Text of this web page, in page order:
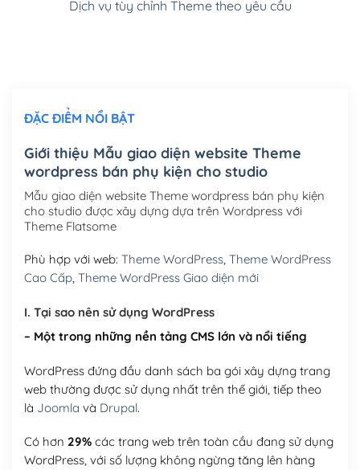
Cài đặt SMTP Mail cho site Wordpress(+100,000₫)
Mua thêm Host + Tên miền
Tên miền quốc tế .com .net .org (1 năm)
Tên miền Việt Nam .vn (1 năm)(+550,000₫)
Hosting 2GB SSD (1 năm)(+450,000₫)
Hosting 5GB SSD (1 năm)(+650,000₫)
Dịch vụ tùy chỉnh Theme theo yêu cầu
ĐẶC ĐIỂM NỔI BẬT
Giới thiệu Mẫu giao diện website Theme
wordpress bán phụ kiện cho studio
Mẫu giao diện website Theme wordpress bán phụ kiện
cho studio được xây dựng dựa trên Wordpress với
Theme Flatsome
Phù hợp với web: Theme WordPress, Theme WordPress
Cao Cấp, Theme WordPress Giao diện mới
I. Tại sao nên sử dụng WordPress
– Một trong những nền tảng CMS lớn và nổi tiếng
WordPress đứng đầu danh sách ba gói xây dựng trang
web thường được sử dụng nhất trên thế giới, tiếp theo
là Joomla và Drupal.
Có hơn 29%các trang web trên toàn cầu đang sử dụng
WordPress, với số lượng không ngừng tăng lên hàng